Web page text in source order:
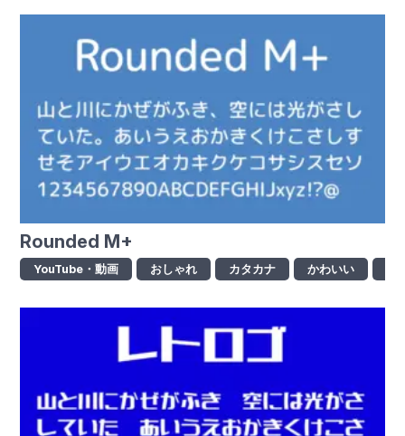
Rounded M+
YouTube・動画 おしゃれ カタカナ かわいい